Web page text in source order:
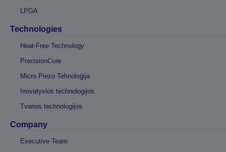
LPGA
Technologies
Heat-Free Technology
PrecisionCore
Micro Piezo Tehnoloģija
Inovatyvios technologijos
Tvarios technologijos
Company
Executive Team